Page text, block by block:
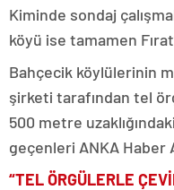
Kiminde sondaj
köyü ise tamamen
Bahçecik köylülerinin
şirketi tarafından tel
500 metre
geçenleri ANKA Haber
“TEL ÖRGÜLERLE